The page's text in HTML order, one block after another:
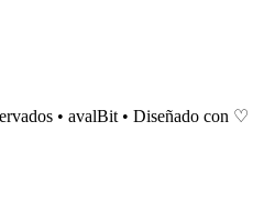
• avalBit • Diseñado con ♡